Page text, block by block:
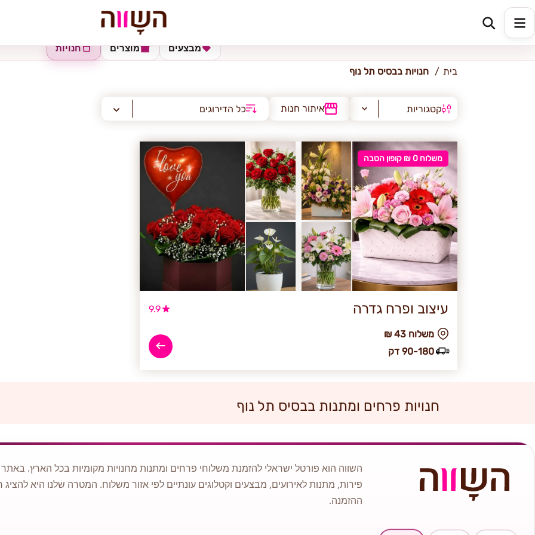
בסיס תל נוף
חנויות מוצרים מבצעים
בית חנויות בבסיס תל נוף
קטגוריות איתור חנות כל הדירוגים
משלוח 0 ₪ קופון הטבה
עיצוב ופרח גדרה 9.9
₪ משלוח 43
90-180 דק
חנויות פרחים ומתנות בבסיס תל נוף
השווה הוא פורטל ישראלי להזמנת משלוחי פרחים ומתנות מחנויות מקומיות בכל הארץ.
פירות, מתנות לאירועים, מבצעים וקטלוגים עונתיים לפי אזור משלוח. המטרה שלנו היא
ההזמנה.